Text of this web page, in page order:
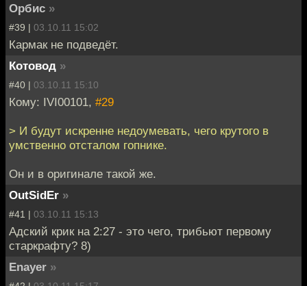
Орбис »
#39 | 03.10.11 15:02
Кармак не подведёт.
Котовод »
#40 | 03.10.11 15:10
Кому: IVI00101, #29
> И будут искренне недоумевать, чего крутого в
умственно отсталом гопнике.
Он и в оригинале такой же.
OutSidEr »
#41 | 03.10.11 15:13
Адский крик на 2:27 - это чего, трибьют первому
старкрафту? 8)
Enayer »